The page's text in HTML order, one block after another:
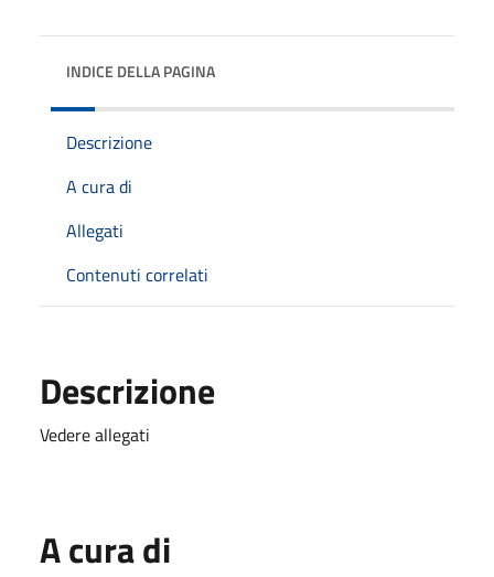
INDICE DELLA PAGINA
Descrizione
A cura di
Allegati
Contenuti correlati
Descrizione
Vedere allegati
A cura di